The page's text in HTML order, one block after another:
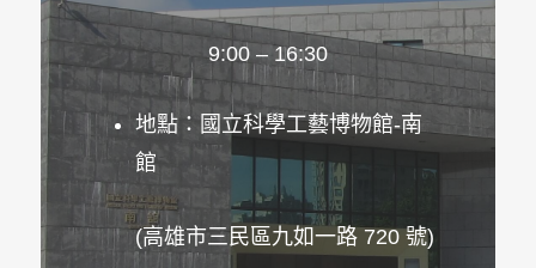
9:00 – 16:30
地點：國立科學工藝博物館-南
館
(高雄市三民區九如一路 720 號)